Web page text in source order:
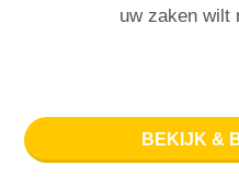
uw zaken wilt
BEKIJK &